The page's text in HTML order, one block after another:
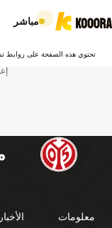
مباشر
تحتوي هذه الصفحة على روابط
معلومات الأخبار